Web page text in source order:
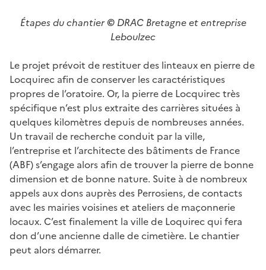
Étapes du chantier©DRAC Bretagne et entreprise
Leboulzec
Le projet prévoit de restituer des linteaux en pierre de
Locquirec afin de conserver les caractéristiques
propres de l’oratoire. Or, la pierre de Locquirec très
spécifique n’est plus extraite des carrières situées à
quelques kilomètres depuis de nombreuses années.
Un travail de recherche conduit par la ville,
l’entreprise et l’architecte des bâtiments de France
(ABF) s’engage alors afin de trouver la pierre de bonne
dimension et de bonne nature. Suite à de nombreux
appels aux dons auprès des Perrosiens, de contacts
avec les mairies voisines et ateliers de maçonnerie
locaux. C’est finalement la ville de Loquirec qui fera
don d’une ancienne dalle de cimetière. Le chantier
peut alors démarrer.